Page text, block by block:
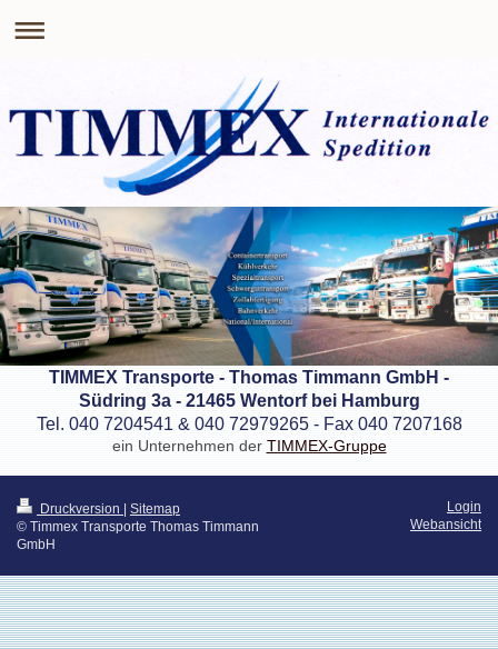
TIMMEX Transporte - Thomas Timmann GmbH -
Südring 3a - 21465 Wentorf bei Hamburg
Tel. 040 7204541 & 040 72979265 - Fax 040 7207168
ein Unternehmen der TIMMEX-Gruppe
Druckversion
Sitemap
© Timmex Transporte Thomas Timmann
GmbH
Login
Webansicht